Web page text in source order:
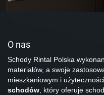
O nas
Schody Rintal Polska
materiałów, a swoje
mieszkaniowym i
schodów, który oferuje